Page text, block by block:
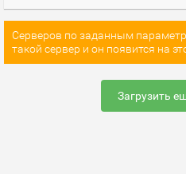
Серверов по заданным
такой сервер и он появится на
Загрузить